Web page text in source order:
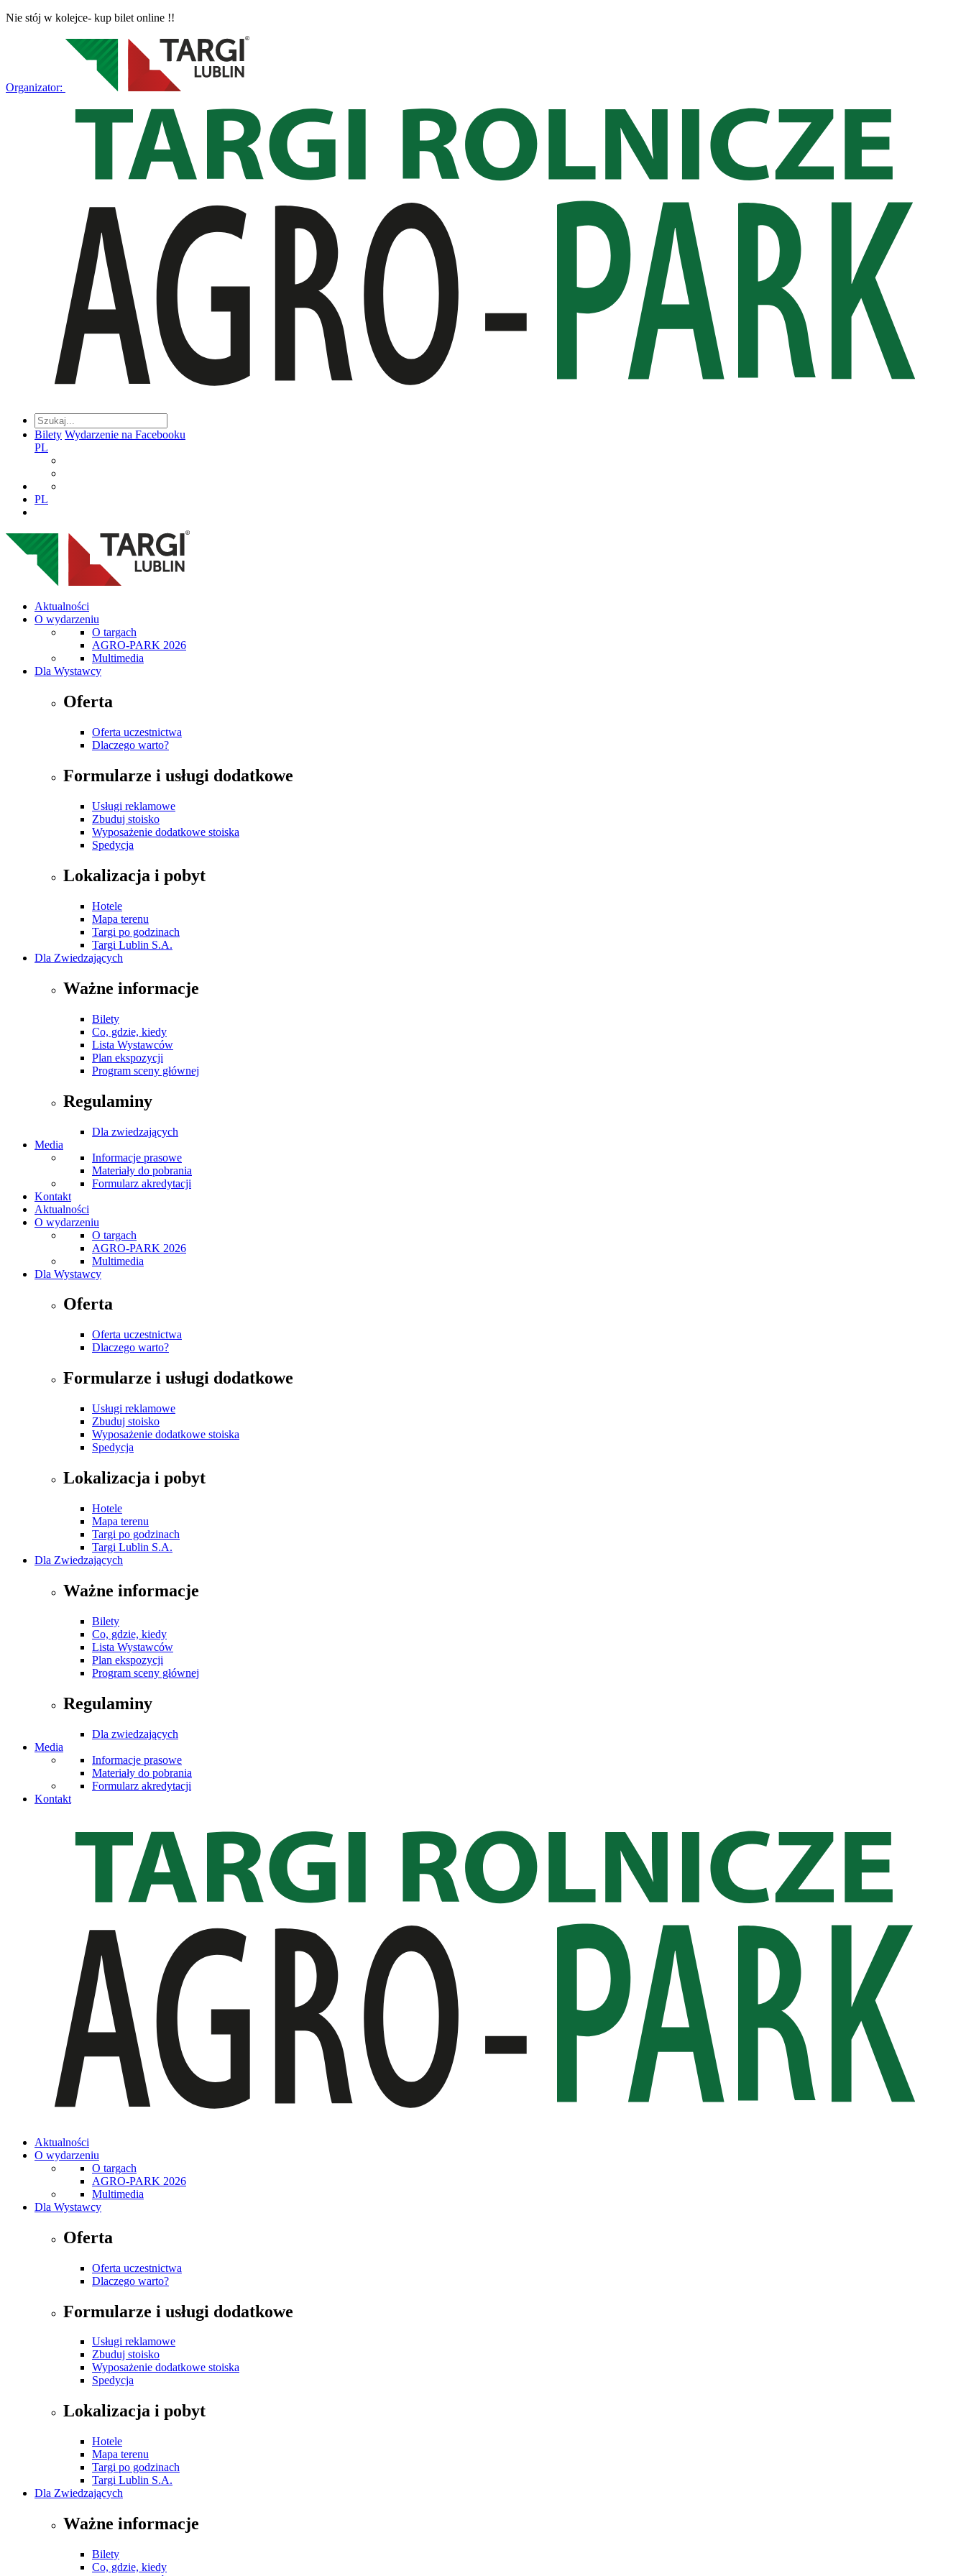
Nie stój w kolejce- kup bilet online !!
Organizator:
Bilety Wydarzenie na Facebooku
PL
PL
Aktualności
O wydarzeniu
O targach
AGRO-PARK 2026
Multimedia
Dla Wystawcy
Oferta
Oferta uczestnictwa
Dlaczego warto?
Formularze i usługi dodatkowe
Usługi reklamowe
Zbuduj stoisko
Wyposażenie dodatkowe stoiska
Spedycja
Lokalizacja i pobyt
Hotele
Mapa terenu
Targi po godzinach
Targi Lublin S.A.
Dla Zwiedzających
Ważne informacje
Bilety
Co, gdzie, kiedy
Lista Wystawców
Plan ekspozycji
Program sceny głównej
Regulaminy
Dla zwiedzających
Media
Informacje prasowe
Materiały do pobrania
Formularz akredytacji
Kontakt
Aktualności
O wydarzeniu
O targach
AGRO-PARK 2026
Multimedia
Dla Wystawcy
Oferta
Oferta uczestnictwa
Dlaczego warto?
Formularze i usługi dodatkowe
Usługi reklamowe
Zbuduj stoisko
Wyposażenie dodatkowe stoiska
Spedycja
Lokalizacja i pobyt
Hotele
Mapa terenu
Targi po godzinach
Targi Lublin S.A.
Dla Zwiedzających
Ważne informacje
Bilety
Co, gdzie, kiedy
Lista Wystawców
Plan ekspozycji
Program sceny głównej
Regulaminy
Dla zwiedzających
Media
Informacje prasowe
Materiały do pobrania
Formularz akredytacji
Kontakt
Aktualności
O wydarzeniu
O targach
AGRO-PARK 2026
Multimedia
Dla Wystawcy
Oferta
Oferta uczestnictwa
Dlaczego warto?
Formularze i usługi dodatkowe
Usługi reklamowe
Zbuduj stoisko
Wyposażenie dodatkowe stoiska
Spedycja
Lokalizacja i pobyt
Hotele
Mapa terenu
Targi po godzinach
Targi Lublin S.A.
Dla Zwiedzających
Ważne informacje
Bilety
Co, gdzie, kiedy